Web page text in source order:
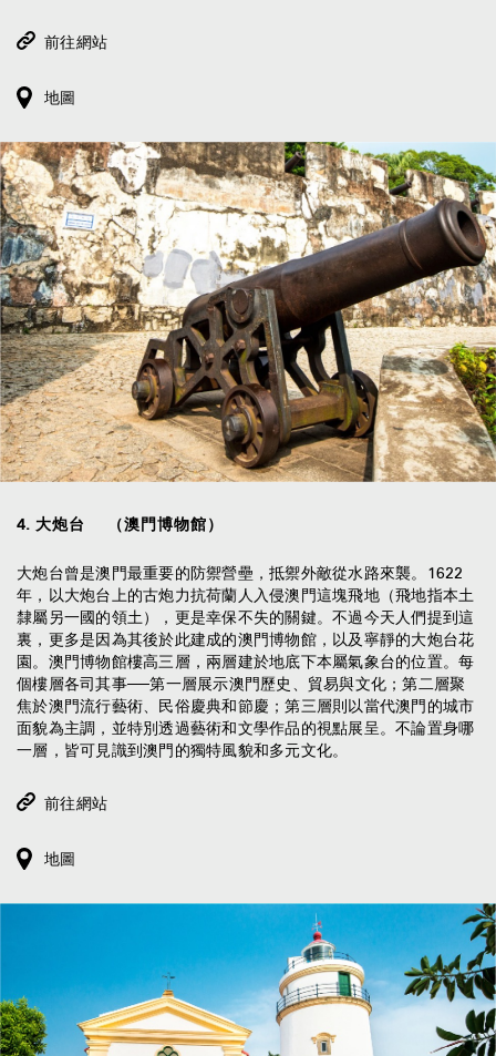
前往網站
地圖
4. 大炮台 （澳門博物館）
大炮台曾是澳門最重要的防禦營壘，抵禦外敵從水路來襲。1622
年，以大炮台上的古炮力抗荷蘭人入侵澳門這塊飛地（飛地指本土
隸屬另一國的領土），更是幸保不失的關鍵。不過今天人們提到這
裏，更多是因為其後於此建成的澳門博物館，以及寧靜的大炮台花
園。澳門博物館樓高三層，兩層建於地底下本屬氣象台的位置。每
個樓層各司其事──第一層展示澳門歷史、貿易與文化；第二層聚
焦於澳門流行藝術、民俗慶典和節慶；第三層則以當代澳門的城市
面貌為主調，並特別透過藝術和文學作品的視點展呈。不論置身哪
一層，皆可見識到澳門的獨特風貌和多元文化。
前往網站
地圖